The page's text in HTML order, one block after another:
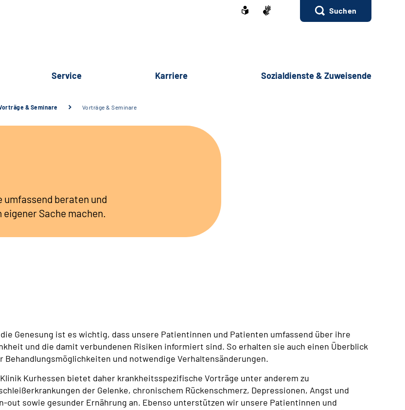
Suchen
Service Karriere Sozialdienste & Zuweisende
& Seminare Vorträge & Seminare
beraten und
eigener Sache machen.
Genesung ist es wichtig, dass unsere Patientinnen und Patienten umfassend über ihre
und die damit verbundenen Risiken informiert sind. So erhalten sie auch einen Überblick
Behandlungsmöglichkeiten und notwendige Verhaltensänderungen.
Kurhessen bietet daher krankheitsspezifische Vorträge unter anderem zu
der Gelenke, chronischem Rückenschmerz, Depressionen, Angst und
out sowie gesunder Ernährung an. Ebenso unterstützen wir unsere Patientinnen und